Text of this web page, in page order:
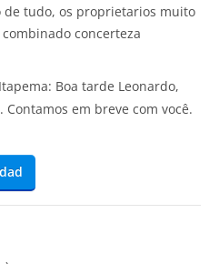
de tudo, os proprietarios muito
concerteza
Boa tarde Leonardo,
em breve com você.